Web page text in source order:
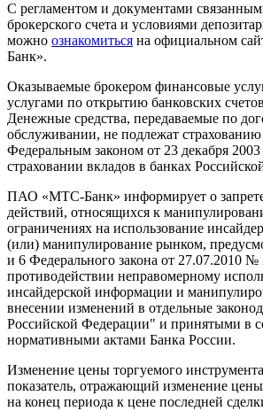
С регламентом и документами
брокерского счета и условиями
можно ознакомиться на официальном
Банк».
Оказываемые брокером финансовые
услугами по открытию банковских
Денежные средства, передаваемые по
обслуживании, не подлежат страхованию
Федеральным законом от 23 декабря
страховании вкладов в банках
ПАО «МТС-Банк» информирует о
действий, относящихся к
ограничениях на использование
(или) манипулирование рынком,
и 6 Федерального закона от 27.07.2010
противодействии неправомерному
инсайдерской информации и
внесении изменений в отдельные
Российской Федерации" и принятыми в
нормативными актами Банка России.
Изменение цены торгуемого
показатель, отражающий изменение
на конец периода к цене последней